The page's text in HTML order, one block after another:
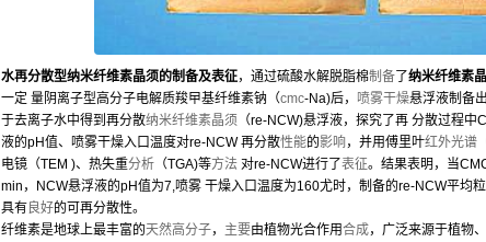
水再分散型纳米纤维素晶须的制备及表征，通过硫酸水解脱脂棉制备 了纳米纤维素
一定 量阴离子型高分子电解质羧曱基纤维素钠（cmc-Na)后， 喷雾干燥悬浮液制备
于去离子水中得到再分散纳米纤维素晶须 （re-NCW)悬浮液，探究了再 分散过程中
液的pH值、喷雾干燥入口温度对re-NCW 再分散性能的影响 ，并用傅里叶红外光谱
电镜（TEM )、热失重分析 （TGA)等方法 对re-NCW进行了表征。结果表明，当
min，NCW悬浮液的pH值为7,喷雾 干燥入口温度为160尤时，制备的re-NCW平均
具有 良好的可再分散性。
纤维素是地球上最丰富的天然高分子， 主要由植物光合作用合成，广泛来源于植物